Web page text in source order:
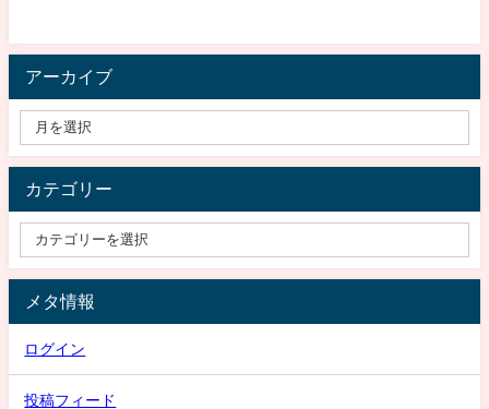
アーカイブ
カテゴリー
メタ情報
ログイン
投稿フィード